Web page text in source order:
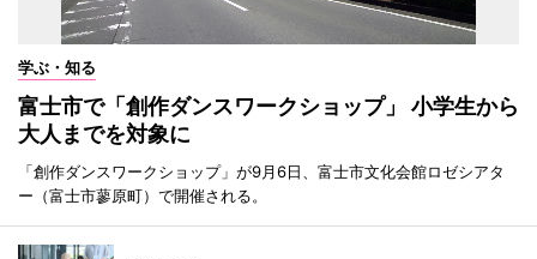
学ぶ・知る
富士市で「創作ダンスワークショップ」 小学生から
大人までを対象に
「創作ダンスワークショップ」が9月6日、富士市文化会館ロゼシアタ
ー（富士市蓼原町）で開催される。